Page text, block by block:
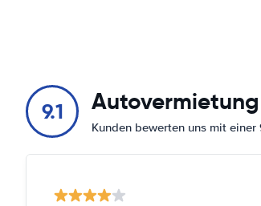
9.1
Kunden bewerten uns mit einer